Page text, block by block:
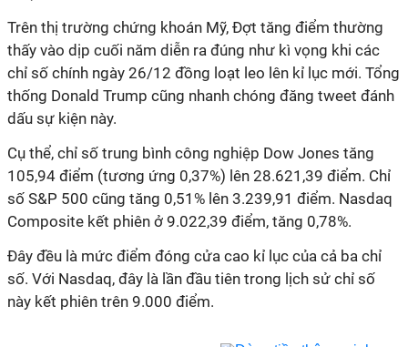
Trên thị trường chứng khoán Mỹ, Đợt tăng điểm thường
thấy vào dịp cuối năm diễn ra đúng như kì vọng khi các
chỉ số chính ngày 26/12 đồng loạt leo lên kỉ lục mới. Tổng
thống Donald Trump cũng nhanh chóng đăng tweet đánh
dấu sự kiện này.
Cụ thể, chỉ số trung bình công nghiệp Dow Jones tăng
105,94 điểm (tương ứng 0,37%) lên 28.621,39 điểm. Chỉ
số S&P 500 cũng tăng 0,51% lên 3.239,91 điểm. Nasdaq
Composite kết phiên ở 9.022,39 điểm, tăng 0,78%.
Đây đều là mức điểm đóng cửa cao kỉ lục của cả ba chỉ
số. Với Nasdaq, đây là lần đầu tiên trong lịch sử chỉ số
này kết phiên trên 9.000 điểm.